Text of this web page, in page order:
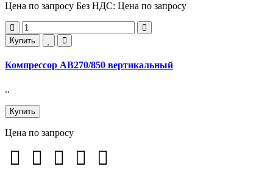
Цена по запросу Без НДС: Цена по запросу
Купить
Компрессор AB270/850 вертикальный
..
Купить
Цена по запросу